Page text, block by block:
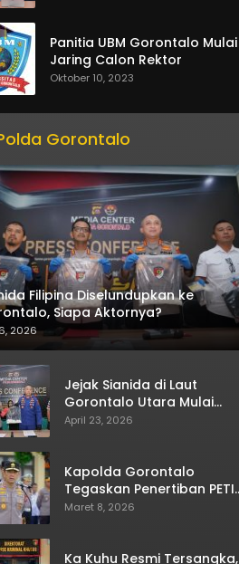
Panitia UBM Gorontalo Mulai
Jaring Calon Rektor
Oktober 10, 2023
Gorontalo
Filipina Diselundupkan ke
Siapa Aktornya?
2026
Jejak Sianida di Laut
Gorontalo Utara Mulai
Terkuak
April 23, 2026
Kapolda Gorontalo
Tegaskan Penertiban PETI
Terus Berjalan
Maret 8, 2026
Ka Kuhu Resmi Tersangka,